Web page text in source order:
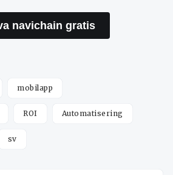
navichain gratis
mobilapp
ROI Automatisering
sv